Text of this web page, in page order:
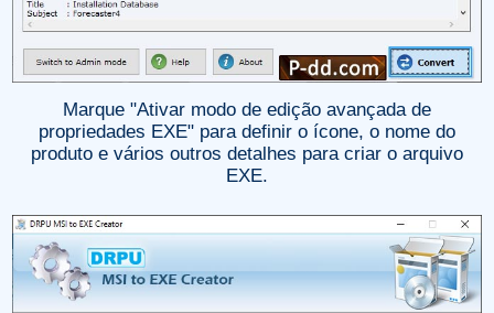
Marque "Ativar modo de edição avançada de
propriedades EXE" para definir o ícone, o nome do
produto e vários outros detalhes para criar o arquivo
EXE.